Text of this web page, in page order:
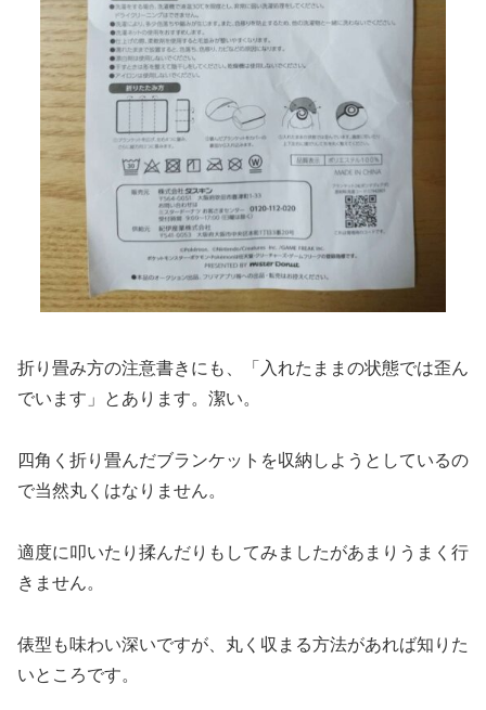
折り畳み方の注意書きにも、「入れたままの状態では歪ん
でいます」とあります。潔い。
四角く折り畳んだブランケットを収納しようとしているの
で当然丸くはなりません。
適度に叩いたり揉んだりもしてみましたがあまりうまく行
きません。
俵型も味わい深いですが、丸く収まる方法があれば知りた
いところです。